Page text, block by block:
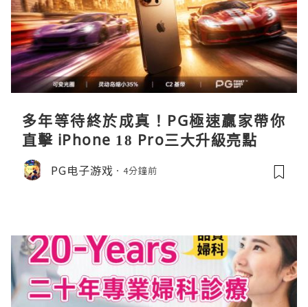
多年等待終於成真！PG極速贏家帶你
直擊 iPhone 18 Pro三大升級亮點
PG电子游戏 4分鐘前